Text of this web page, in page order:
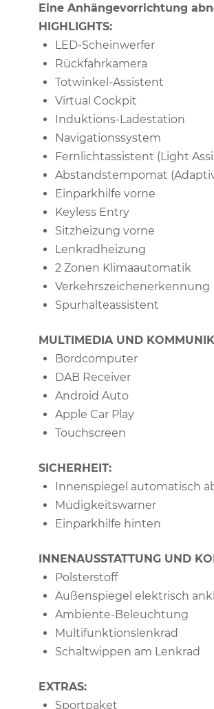
Eine Anhängevorrichtung
HIGHLIGHTS:
LED-Scheinwerfer
Rückfahrkamera
Totwinkel-Assistent
Virtual Cockpit
Induktions-Ladestation
Navigationssystem
Fernlichtassistent (Light
Abstandstempomat
Einparkhilfe vorne
Keyless Entry
Sitzheizung vorne
Lenkradheizung
2 Zonen Klimaautomatik
Verkehrszeichenerkennung
Spurhalteassistent
MULTIMEDIA UND
Bordcomputer
DAB Receiver
Android Auto
Apple Car Play
Touchscreen
SICHERHEIT:
Innenspiegel automatisch
Müdigkeitswarner
Einparkhilfe hinten
INNENAUSSTATTUNG UND
Polsterstoff
Außenspiegel elektrisch
Ambiente-Beleuchtung
Multifunktionslenkrad
Schaltwippen am Lenkrad
EXTRAS:
Sportpaket